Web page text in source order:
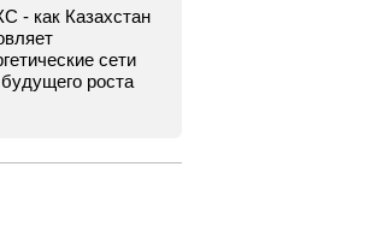
- как Казахстан
сети
роста